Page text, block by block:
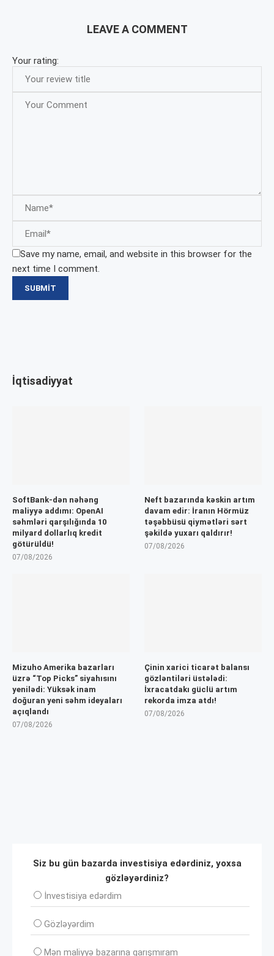
LEAVE A COMMENT
Your rating:
Save my name, email, and website in this browser for the
next time I comment.
İqtisadiyyat
SoftBank-dən nəhəng
maliyyə addımı: OpenAI
səhmləri qarşılığında 10
milyard dollarlıq kredit
götürüldü!
07/08/2026
Neft bazarında kəskin artım
davam edir: İranın Hörmüz
təşəbbüsü qiymətləri sərt
şəkildə yuxarı qaldırır!
07/08/2026
Mizuho Amerika bazarları
üzrə “Top Picks” siyahısını
yenilədi: Yüksək inam
doğuran yeni səhm ideyaları
açıqlandı
07/08/2026
Çinin xarici ticarət balansı
gözləntiləri üstələdi:
İxracatdakı güclü artım
rekorda imza atdı!
07/08/2026
Siz bu gün bazarda investisiya edərdiniz, yoxsa
gözləyərdiniz?
İnvеstisiya edərdim
Gözləyərdim
Mən maliyyə bazarına qarışmıram